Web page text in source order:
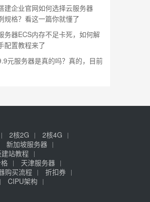
建企业官网如何选择云服务器
规格？看这一篇你就懂了
务器ECS内存不足卡死，如何解
配置教程来了
元服务器是真的吗？真的，目前
2核2G
2核4G
新加坡服务器
站教程
天津服务器
购买流程
折扣券
CIPU架构